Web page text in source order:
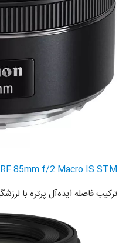
85mm f/2 Macro IS STM
ترکیب فاصله ایده‌آل پرتره با